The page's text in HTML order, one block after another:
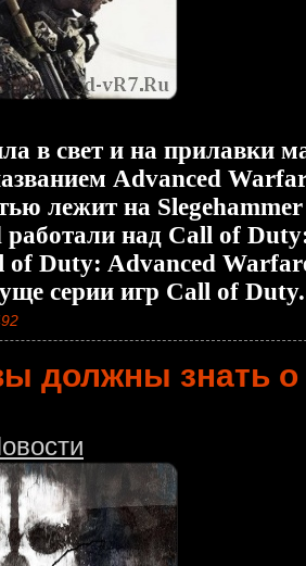
в свет и на прилавки
Advanced
лежит на
над Call of
of Duty: Advanced
серии игр Call of
должны знать